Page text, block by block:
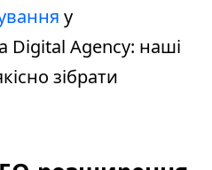
у
Digital Agency: наші
зібрати